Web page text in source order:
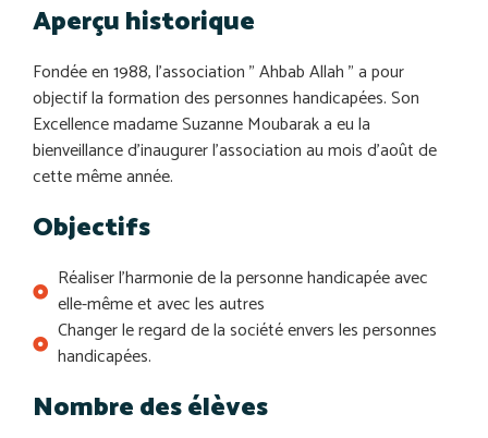
Aperçu historique
Fondée en 1988, l’association ” Ahbab Allah ” a pour
objectif la formation des personnes handicapées. Son
Excellence madame Suzanne Moubarak a eu la
bienveillance d’inaugurer l’association au mois d’août de
cette même année.
Objectifs
Réaliser l’harmonie de la personne handicapée avec
elle-même et avec les autres
Changer le regard de la société envers les personnes
handicapées.
Nombre des élèves